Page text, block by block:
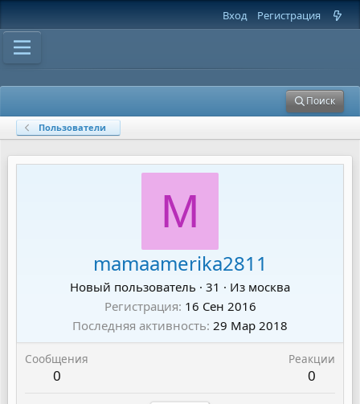
Вход Регистрация
Поиск
Пользователи
M
mamaamerika2811
Новый пользователь · 31 · Из москва
Регистрация 16 Сен 2016
Последняя активность 29 Мар 2018
Сообщения
0
Реакции
0